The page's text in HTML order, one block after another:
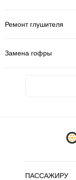
Ремонт глушителя
Замена гофры
ПАССАЖИРУ